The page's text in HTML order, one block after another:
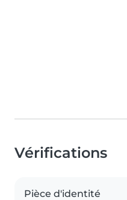
Vérifications
Pièce d'identité